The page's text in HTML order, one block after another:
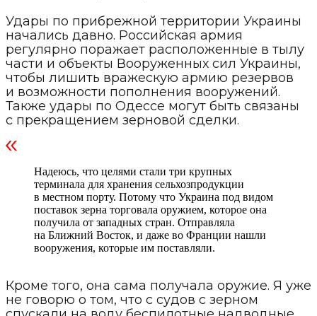
Удары по прибрежной территории Украины
начались давно. Российская армия
регулярно поражает расположенные в тылу
части и объекты Вооруженных сил Украины,
чтобы лишить вражескую армию резервов
и возможности пополнения вооружений.
Также удары по Одессе могут быть связаны
с прекращением зерновой сделки.
Надеюсь, что целями стали три крупных
терминала для хранения сельхозпродукции
в местном порту. Потому что Украина под видом
поставок зерна торговала оружием, которое она
получила от западных стран. Отправляла
на Ближний Восток, и даже во Франции нашли
вооружения, которые им поставляли.
Кроме того, она сама получала оружие. Я уже
не говорю о том, что с судов с зерном